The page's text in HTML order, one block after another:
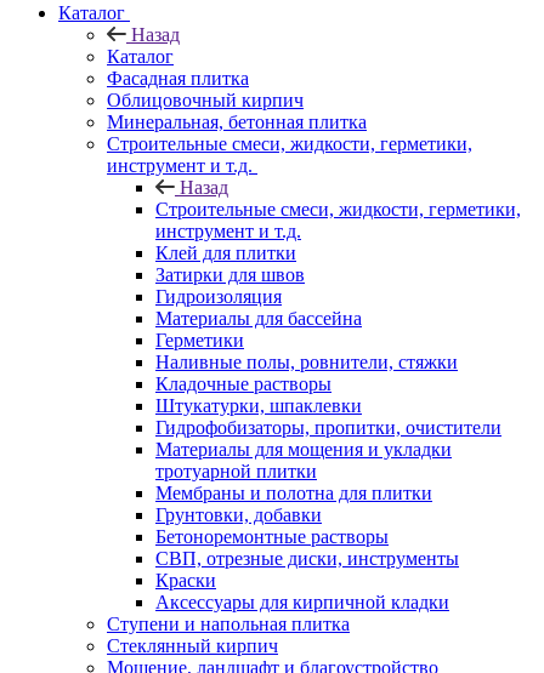
Каталог
Назад
Каталог
Фасадная плитка
Облицовочный кирпич
Минеральная, бетонная плитка
Строительные смеси, жидкости, герметики,
инструмент и т.д.
Назад
Строительные смеси, жидкости, герметики,
инструмент и т.д.
Клей для плитки
Затирки для швов
Гидроизоляция
Материалы для бассейна
Герметики
Наливные полы, ровнители, стяжки
Кладочные растворы
Штукатурки, шпаклевки
Гидрофобизаторы, пропитки, очистители
Материалы для мощения и укладки
тротуарной плитки
Мембраны и полотна для плитки
Грунтовки, добавки
Бетоноремонтные растворы
СВП, отрезные диски, инструменты
Краски
Аксессуары для кирпичной кладки
Ступени и напольная плитка
Cтеклянный кирпич
Мощение, ландшафт и благоустройство